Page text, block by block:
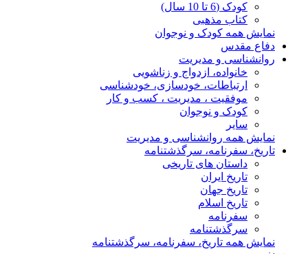
کودک (6 تا 10 سال)
کتاب مذهبی
نمایش همه کودک و نوجوان
دفاع مقدس
روانشناسی و مدیریت
خانواده، ازدواج و زناشویی
ارتباطات، خودسازی، خودشناسی
موفقیت ، مدیریت ، کسب و کار
کودک و نوجوان
سایر
نمایش همه روانشناسی و مدیریت
تاریخ، سفرنامه، سرگذشتنامه
داستان های تاریخی
تاریخ ایران
تاریخ جهان
تاریخ اسلام
سفرنامه
سرگذشتنامه
نمایش همه تاریخ، سفرنامه، سرگذشتنامه